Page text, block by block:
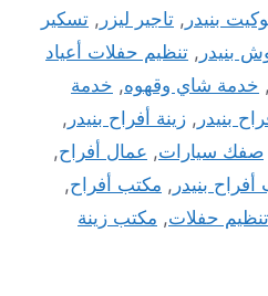
بنيدر , تاجير ليزر , تسكير
بنيدر , تنظيم حفلات أعياد
, خدمة شاي وقهوه, خدمة
بنيدر , زينة أفراح بنيدر ,
صفك سيارات, عمال أفراح,
بنيدر , مكتب أفراح,
حفلات, مكتب زينة